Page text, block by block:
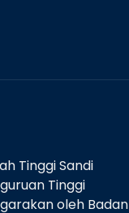
Tinggi Sandi
Tinggi
oleh Badan